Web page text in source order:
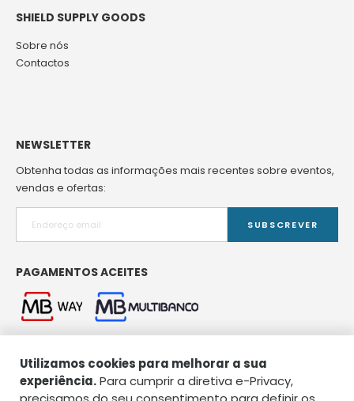
Utilizamos cookies para melhorar a sua
experiência.Para cumprir a diretiva e-Privacy,
SHIELD SUPPLY GOODS
Sobre nós
Contactos
NEWSLETTER
Obtenha todas as informações mais recentes sobre eventos,
vendas e ofertas:
SUBSCREVER
PAGAMENTOS ACEITES